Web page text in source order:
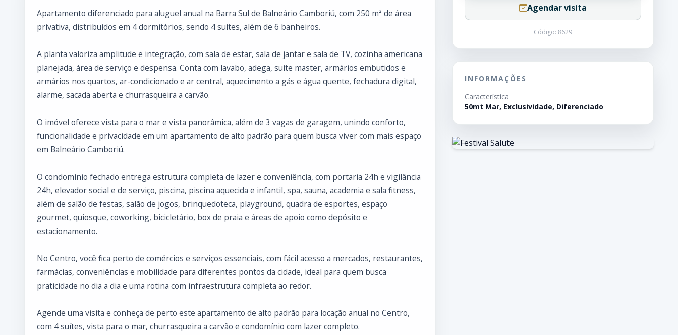
Apartamento diferenciado para aluguel anual na Barra Sul de Balneário Camboriú, com 250 m² de área
privativa, distribuídos em 4 dormitórios, sendo 4 suítes, além de 6 banheiros.
A planta valoriza amplitude e integração, com sala de estar, sala de jantar e sala de TV, cozinha americana
planejada, área de serviço e despensa. Conta com lavabo, adega, suíte master, armários embutidos e
armários nos quartos, ar-condicionado e ar central, aquecimento a gás e água quente, fechadura digital,
alarme, sacada aberta e churrasqueira a carvão.
O imóvel oferece vista para o mar e vista panorâmica, além de 3 vagas de garagem, unindo conforto,
funcionalidade e privacidade em um apartamento de alto padrão para quem busca viver com mais espaço
em Balneário Camboriú.
O condomínio fechado entrega estrutura completa de lazer e conveniência, com portaria 24h e vigilância
24h, elevador social e de serviço, piscina, piscina aquecida e infantil, spa, sauna, academia e sala fitness,
além de salão de festas, salão de jogos, brinquedoteca, playground, quadra de esportes, espaço
gourmet, quiosque, coworking, bicicletário, box de praia e áreas de apoio como depósito e
estacionamento.
No Centro, você fica perto de comércios e serviços essenciais, com fácil acesso a mercados, restaurantes,
farmácias, conveniências e mobilidade para diferentes pontos da cidade, ideal para quem busca
praticidade no dia a dia e uma rotina com infraestrutura completa ao redor.
Agende uma visita e conheça de perto este apartamento de alto padrão para locação anual no Centro,
com 4 suítes, vista para o mar, churrasqueira a carvão e condomínio com lazer completo.
Agendar visita
Código: 8629
INFORMAÇÕES
Característica
50mt Mar, Exclusividade, Diferenciado